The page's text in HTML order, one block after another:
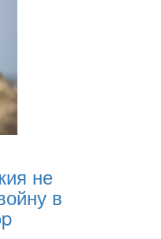
не
в